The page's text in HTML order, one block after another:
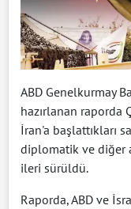
ABD Genelkurmay
hazırlanan raporda
İran'a başlattıkları
diplomatik ve diğer
ileri sürüldü.
Raporda, ABD ve